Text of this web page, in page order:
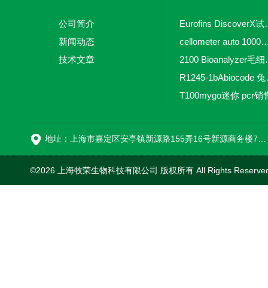
公司简介
新闻动态
技术文章
cellometer auto 1000全自
2100
T100mygo迷你 pcr销
©2026 上海牧荣生物科技有限公司 版权所有 All Rights